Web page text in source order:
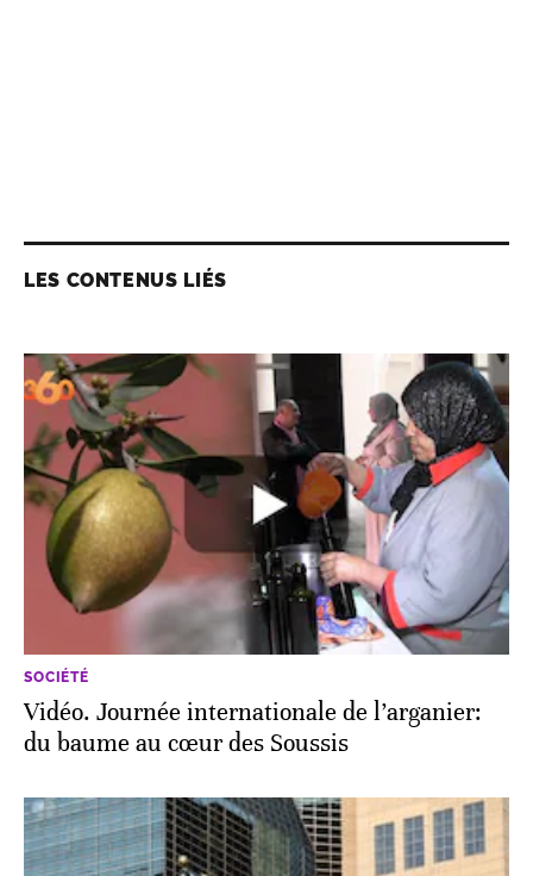
LES CONTENUS LIÉS
SOCIÉTÉ
Vidéo. Journée internationale de l’arganier:
du baume au cœur des Soussis